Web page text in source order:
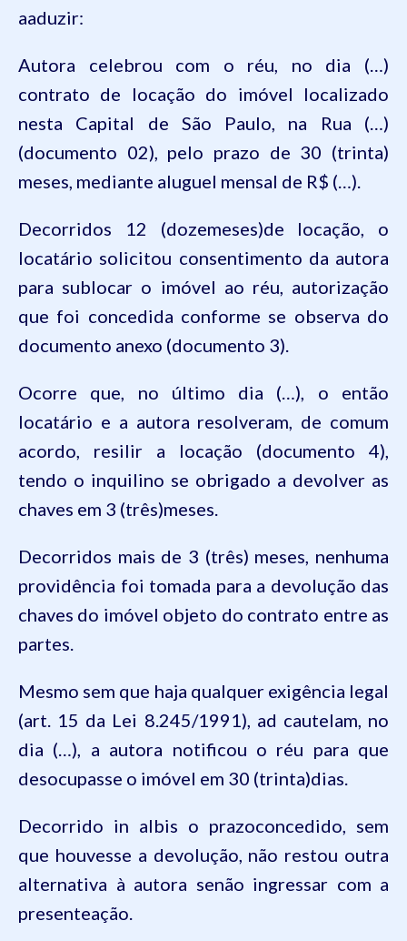
aaduzir:
Autora celebrou com o réu, no dia (…)
contrato de locação do imóvel
localizado
nesta Capital de São Paulo, na Rua (…)
(documento 02), pelo prazo de 30 (trinta)
meses, mediante aluguel mensal de R$ (…).
Decorridos 12 (dozemeses)de locação, o
locatário solicitou consentimento da autora
para sublocar o imóvel ao réu, autorização
que foi concedida conforme se observa do
documento anexo (documento 3).
Ocorre que, no último dia (…), o então
locatário e a autora resolveram, de comum
acordo, resilir a locação (documento 4),
tendo o inquilino se obrigado a devolver as
chaves em 3 (três)meses.
Decorridos mais de 3 (três) meses, nenhuma
providência foi tomada para a devolução das
chaves do imóvel objeto do contrato entre as
partes.
Mesmo sem que haja qualquer exigência legal
(art. 15 da Lei 8.245/1991), ad cautelam, no
dia (…), a autora notificou o réu para que
desocupasse o imóvel em 30 (trinta)dias.
Decorrido in albis o prazoconcedido, sem
que houvesse a devolução, não restou outra
alternativa à autora senão ingressar com a
presenteação.